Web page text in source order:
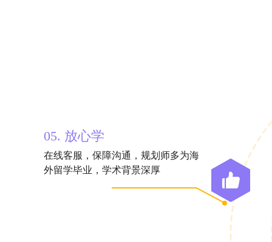
05. 放心学
在线客服，保障沟通，规划师多为海
外留学毕业，学术背景深厚